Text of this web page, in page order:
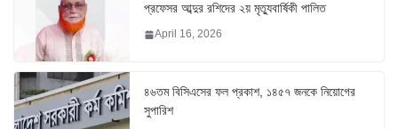
প্রফেসর আব্দুর রশিদের ২য় মৃত্যুবার্ষিকী পালিত
April 16, 2026
৪৬তম বিসিএসের ফল প্রকাশ, ১৪৫৭ জনকে নিয়োগের
সুপারিশ